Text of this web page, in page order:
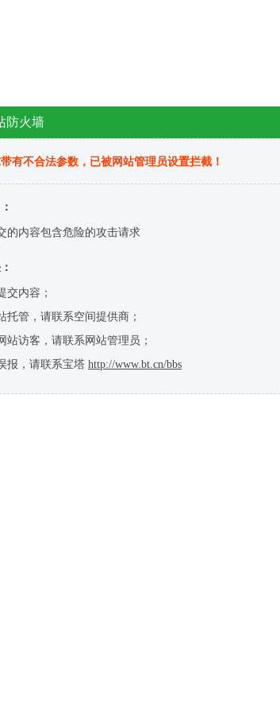
防火墙
有不合法参数，已被网站管理员设置拦截！
的内容包含危险的攻击请求
交内容；
托管，请联系空间提供商；
站访客，请联系网站管理员；
报，请联系宝塔 http://www.bt.cn/bbs